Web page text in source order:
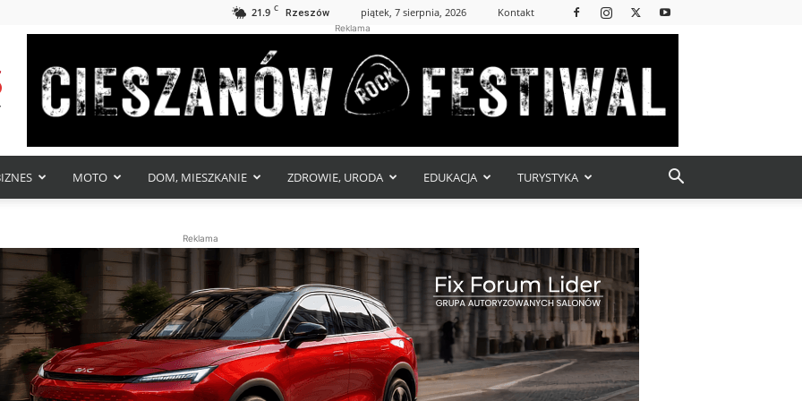
21.9 C Rzeszów piątek, 7 sierpnia, 2026 Kontakt
Reklama
MOTO DOM, MIESZKANIE ZDROWIE, URODA EDUKACJA TURYSTYKA
Reklama